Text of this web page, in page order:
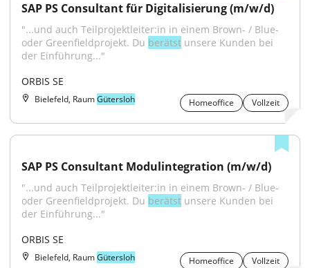
SAP PS Consultant für Digitalisierung (m/w/d)
"...und auch Teilprojektleiter:in in einem Brown- / Blue-
oder Greenfieldprojekt. Du berätst unsere Kunden bei
der Einführung..."
ORBIS SE
Bielefeld, RaumGütersloh Homeoffice Vollzeit
SAP PS Consultant Modulintegration (m/w/d)
"...und auch Teilprojektleiter:in in einem Brown- / Blue-
oder Greenfieldprojekt. Du berätst unsere Kunden bei
der Einführung..."
ORBIS SE
Bielefeld, RaumGütersloh Homeoffice Vollzeit